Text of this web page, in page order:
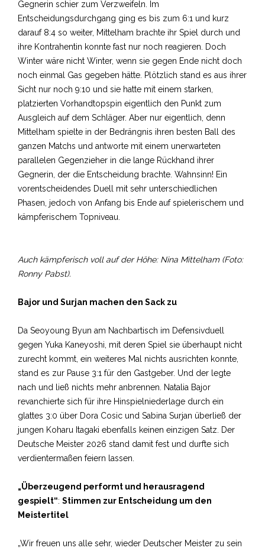
Gegnerin schier zum Verzweifeln. Im
Entscheidungsdurchgang ging es bis zum 6:1 und kurz
darauf 8:4 so weiter, Mittelham brachte ihr Spiel durch und
ihre Kontrahentin konnte fast nur noch reagieren. Doch
Winter wäre nicht Winter, wenn sie gegen Ende nicht doch
noch einmal Gas gegeben hätte. Plötzlich stand es aus ihrer
Sicht nur noch 9:10 und sie hatte mit einem starken,
platzierten Vorhandtopspin eigentlich den Punkt zum
Ausgleich auf dem Schläger. Aber nur eigentlich, denn
Mittelham spielte in der Bedrängnis ihren besten Ball des
ganzen Matchs und antworte mit einem unerwarteten
parallelen Gegenzieher in die lange Rückhand ihrer
Gegnerin, der die Entscheidung brachte. Wahnsinn! Ein
vorentscheidendes Duell mit sehr unterschiedlichen
Phasen, jedoch von Anfang bis Ende auf spielerischem und
kämpferischem Topniveau.
Auch kämpferisch voll auf der Höhe: Nina Mittelham (Foto:
Ronny Pabst).
Bajor und Surjan machen den Sack zu
Da Seoyoung Byun am Nachbartisch im Defensivduell
gegen Yuka Kaneyoshi, mit deren Spiel sie überhaupt nicht
zurecht kommt, ein weiteres Mal nichts ausrichten konnte,
stand es zur Pause 3:1 für den Gastgeber. Und der legte
nach und ließ nichts mehr anbrennen. Natalia Bajor
revanchierte sich für ihre Hinspielniederlage durch ein
glattes 3:0 über Dora Cosic und Sabina Surjan überließ der
jungen Koharu Itagaki ebenfalls keinen einzigen Satz. Der
Deutsche Meister 2026 stand damit fest und durfte sich
verdientermaßen feiern lassen.
„Überzeugend performt und herausragend
gespielt“: Stimmen zur Entscheidung um den
Meistertitel
„Wir freuen uns alle sehr, wieder Deutscher Meister zu sein